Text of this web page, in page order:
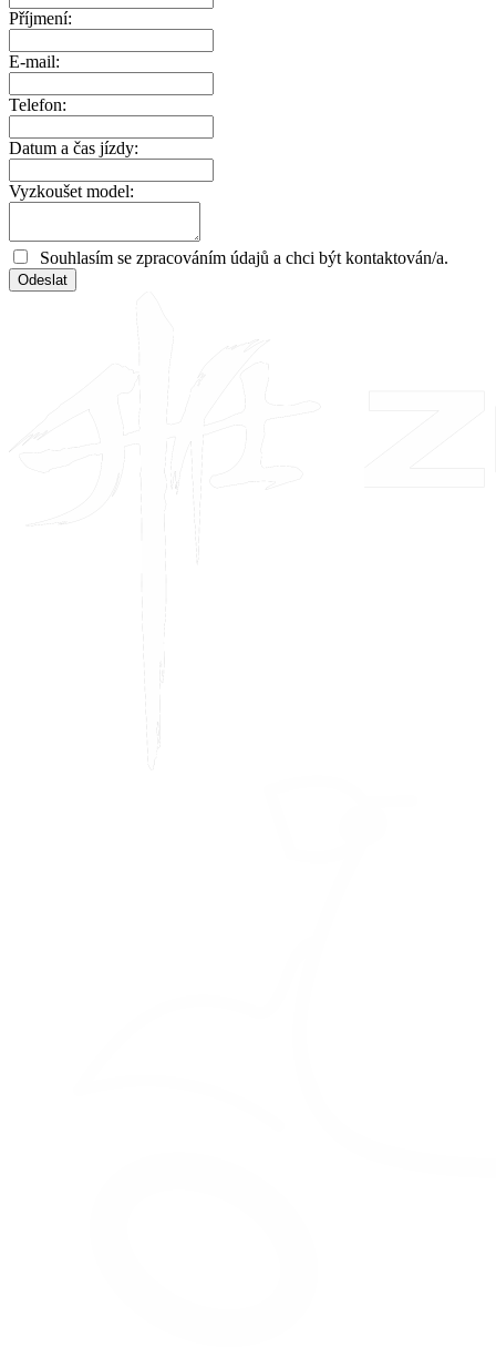
Příjmení:
E-mail:
Telefon:
Datum a čas jízdy:
Vyzkoušet model:
Souhlasím se zpracováním údajů a chci být kontaktován/a.
Odeslat